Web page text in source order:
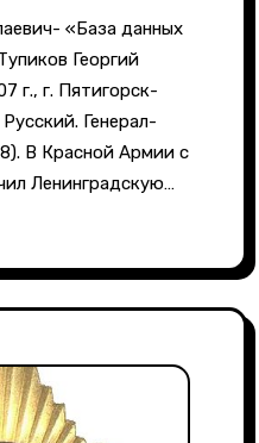
Георгий
г., г. Пятигорск-
Русский. Генерал-
В Красной Армии с
Ленинградскую…